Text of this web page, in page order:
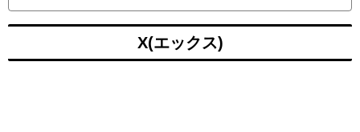
X(エックス)